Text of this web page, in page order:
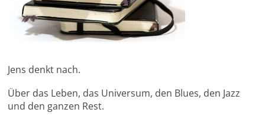
Jens denkt nach.
Über das Leben, das Universum, den Blues, den Jazz
und den ganzen Rest.